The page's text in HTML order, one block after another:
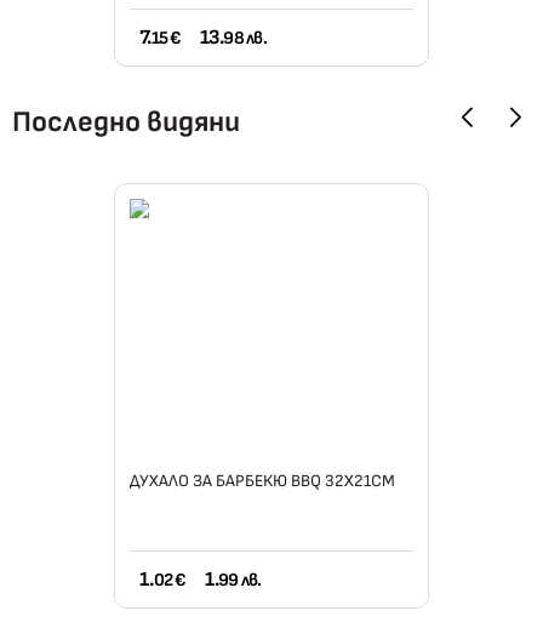
7.15 € 13.98 лв.
Последно видяни
ДУХАЛО ЗА БАРБЕКЮ BBQ 32Х21СМ
1.02 € 1.99 лв.